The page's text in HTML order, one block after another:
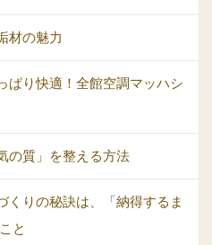
材の魅力
ぱり快適！全館空調マッハシ
の質」を整える方法
くりの秘訣は、「納得するま
と